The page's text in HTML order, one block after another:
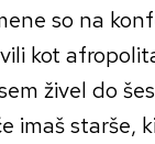
so na
kot
živel do
imaš starše,